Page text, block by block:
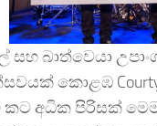
සහ බාත්වෙයා
කොළඹ
අධික පිරිසක්